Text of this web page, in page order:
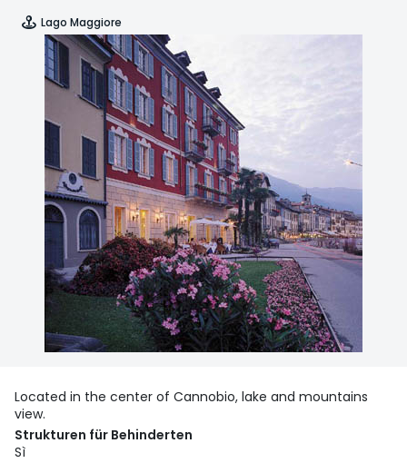
Lago Maggiore
Located in the center of Cannobio, lake and mountains
view.
Strukturen für Behinderten
Sì